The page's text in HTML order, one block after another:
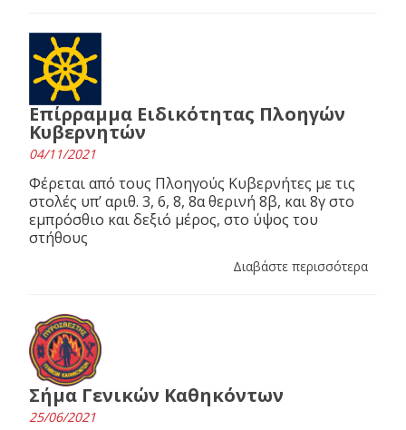
Επίρραμμα Ειδικότητας Πλοηγών
Κυβερνητών
04/11/2021
Φέρεται από τους Πλοηγούς Κυβερνήτες με τις
στολές υπ’ αριθ. 3, 6, 8, 8α θερινή 8β, και 8γ στο
εμπρόσθιο και δεξιό μέρος, στο ύψος του
στήθους
Διαβάστε περισσότερα
Σήμα Γενικών Καθηκόντων
25/06/2021